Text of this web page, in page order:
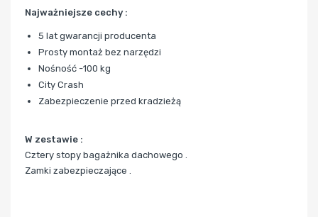
Najważniejsze cechy :
5 lat gwarancji producenta
Prosty montaż bez narzędzi
Nośność -100 kg
City Crash
Zabezpieczenie przed kradzieżą
W zestawie :
Cztery stopy bagażnika dachowego .
Zamki zabezpieczające .